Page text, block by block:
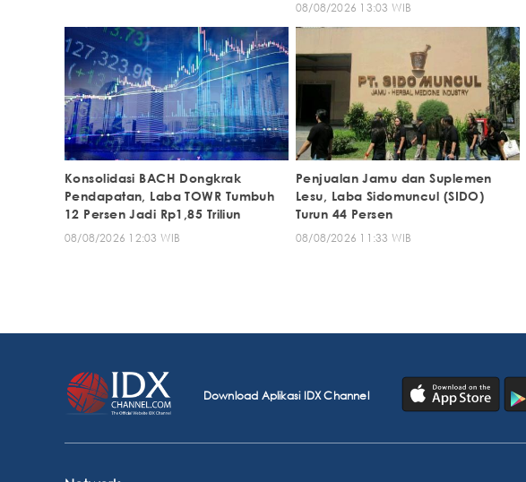
08/08/2026 13:03 WIB
Konsolidasi BACH Dongkrak
Pendapatan, Laba TOWR Tumbuh
12 Persen Jadi Rp1,85 Triliun
08/08/2026 12:03 WIB
Penjualan Jamu dan Suplemen
Lesu, Laba Sidomuncul (SIDO)
Turun 44 Persen
08/08/2026 11:33 WIB
Download Aplikasi IDX Channel